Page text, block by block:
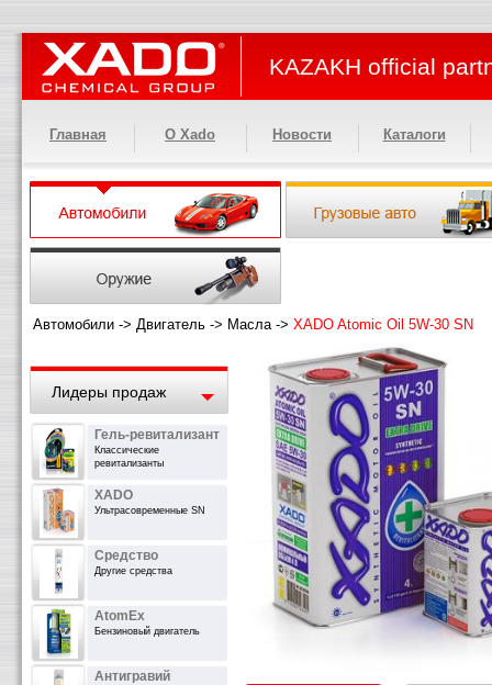
KAZAKH official
Главная О Xado Новости Каталоги
Автомобили -> Двигатель -> Масла-> XADO Atomic Oil 5W-30 SN
Лидеры продаж
Гель-ревитализант
Классические
ревитализанты
XADO
Ультрасовременные SN
Средство
Другие средства
AtomEx
Бензиновый двигатель
Антигравий